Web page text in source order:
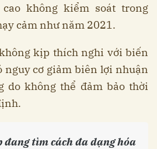
không kiểm soát trong
cảm như năm 2021.
kịp thích nghi với biến
nguy cơ giảm biên lợi nhuận
do không thể đảm bảo thời
đang tìm cách đa dạng hóa